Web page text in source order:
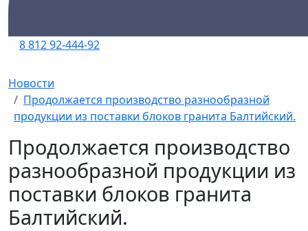
8 812 92-444-92
Новости
Продолжается производство разнообразной
продукции из поставки блоков гранита Балтийский.
Продолжается производство
разнообразной продукции из
поставки блоков гранита
Балтийский.